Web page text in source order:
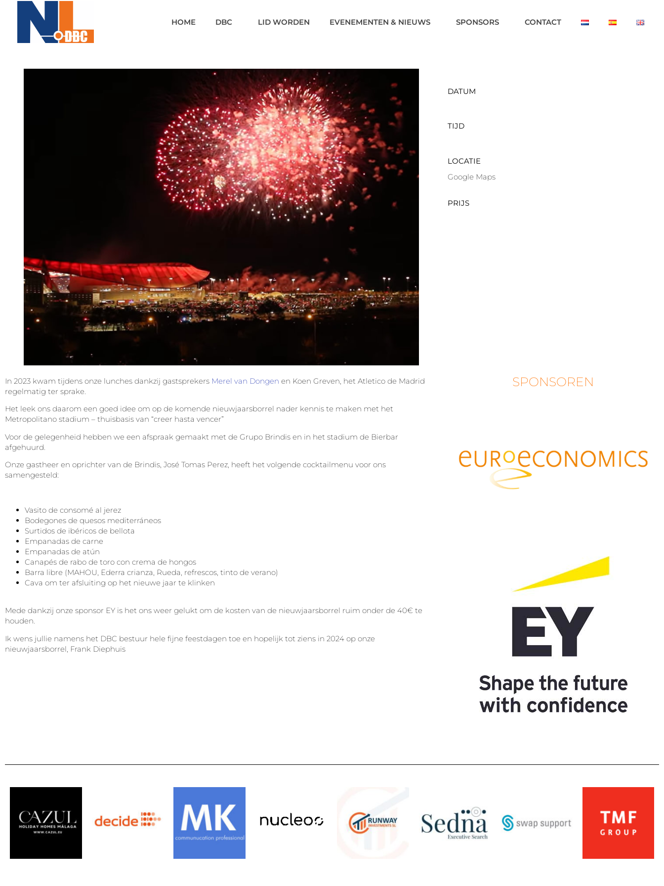
HOME DBC LID WORDEN EVENEMENTEN & NIEUWS SPONSORS CONTACT
DATUM
TIJD
LOCATIE
Google Maps
PRIJS
In 2023 kwam tijdens onze lunches dankzij gastsprekers Merel van Dongen en Koen Greven, het Atletico de Madrid
regelmatig ter sprake.
Het leek ons daarom een goed idee om op de komende nieuwjaarsborrel nader kennis te maken met het
Metropolitano stadium – thuisbasis van “creer hasta vencer”
Voor de gelegenheid hebben we een afspraak gemaakt met de Grupo Brindis en in het stadium de Bierbar
afgehuurd.
Onze gastheer en oprichter van de Brindis, José Tomas Perez, heeft het volgende cocktailmenu voor ons
samengesteld:
Vasito de consomé al jerez
Bodegones de quesos mediterráneos
Surtidos de ibéricos de bellota
Empanadas de carne
Empanadas de atún
Canapés de rabo de toro con crema de hongos
Barra libre (MAHOU, Ederra crianza, Rueda, refrescos, tinto de verano)
Cava om ter afsluiting op het nieuwe jaar te klinken
Mede dankzij onze sponsor EY is het ons weer gelukt om de kosten van de nieuwjaarsborrel ruim onder de 40€ te
houden.
Ik wens jullie namens het DBC bestuur hele fijne feestdagen toe en hopelijk tot ziens in 2024 op onze
nieuwjaarsborrel, Frank Diephuis
SPONSOREN